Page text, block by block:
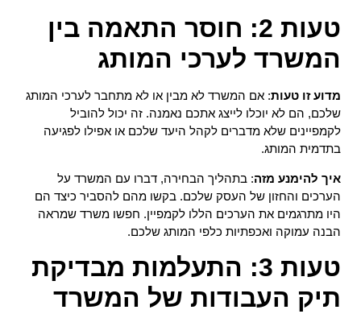
טעות 2: חוסר התאמה בין
המשרד לערכי המותג
מדוע זו טעות: אם המשרד לא מבין או לא מתחבר לערכי המותג
שלכם, הם לא יוכלו לייצג אתכם נאמנה. זה יכול להוביל
לקמפיינים שלא מדברים לקהל היעד שלכם או אפילו לפגיעה
בתדמית המותג.
איך להימנע מזה: בתהליך הבחירה, דברו עם המשרד על
הערכים והחזון של העסק שלכם. בקשו מהם להסביר כיצד הם
היו מתרגמים את הערכים הללו לקמפיין. חפשו משרד שמראה
הבנה עמוקה ואכפתיות כלפי המותג שלכם.
טעות 3: התעלמות מבדיקת
תיק העבודות של המשרד